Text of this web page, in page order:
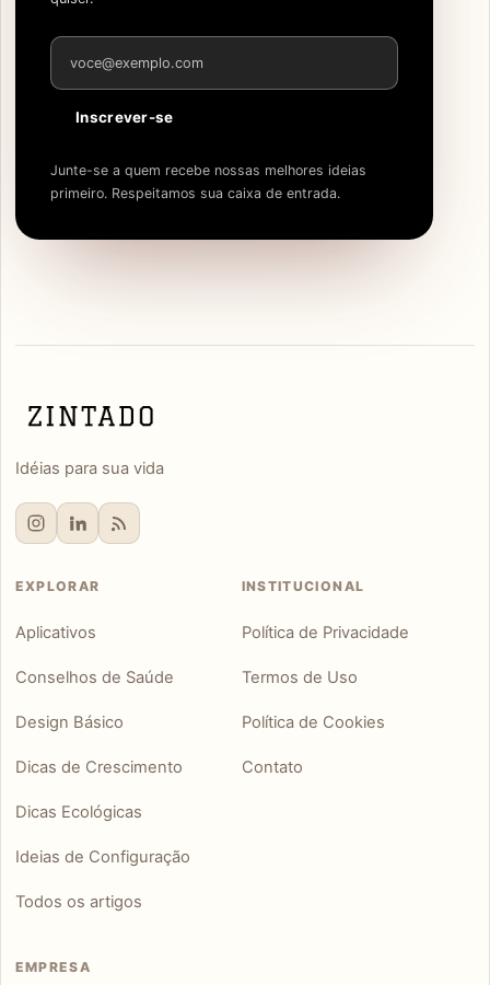
Endereço de e-mail
Inscrever-se
Junte-se a quem recebe nossas melhores ideias
primeiro. Respeitamos sua caixa de entrada.
Idéias para sua vida
EXPLORAR
Aplicativos
Conselhos de Saúde
Design Básico
Dicas de Crescimento
Dicas Ecológicas
Ideias de Configuração
Todos os artigos
INSTITUCIONAL
Política de Privacidade
Termos de Uso
Política de Cookies
Contato
EMPRESA